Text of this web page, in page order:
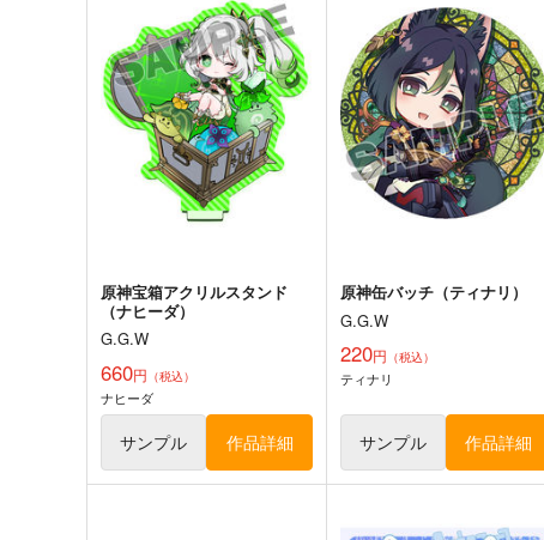
わくわくテイワットフィーバ
ー
ゆであすぱら
787円
原神-アルレッキー
ノ-160x50CM抱き枕カバー
【YC1161】
13,200円
原神アクリルスタンド（フリ
ンズ）
G.G.W
935円（税込）
フリンズ
ゼンレスゾーンゼロアクリル
スタンド（アキラ・雲嶽山衣
装）
G.G.W
専売 935円（税込）
ゼンレスゾーンゼロ アキラ
原神宝箱アクリルスタンド
（ナヒーダ）
G.G.W
660円 （税込）
ナヒーダ
サンプル 作品詳細
原神缶バッチ（ティナリ）
G.G.W
220円 （税込）
ティナリ
サンプル 作品詳細